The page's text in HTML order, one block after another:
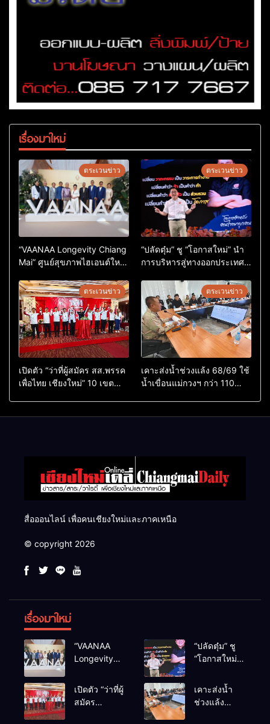
เรื่องมาใหม่
ตระเวนข่าว
“VAANAA Longevity Chiang
Mai” ศูนย์สุขภาพไฮเอนต์ใหญ่
ตระเวนข่าว
“ปลัดตุ๋ม” ชู “โอกาสใหม่” นำ
การบริหารสู่ทางออกประเทศ
ตระเวนข่าว
เปิดตัว “ว่าที่ผู้สมัคร สส.พรรค
เพื่อไทย เชียงใหม่” 10 เขต
ตระเวนข่าว
เคาะส่งน้ำช่วงแล้ง 68/69 ใช้
น้ำเขื่อนแม่กวงฯ กว่า 110
สื่อออนไลน์ เพื่อคนเชียงใหม่และภาคเหนือ
© copyright 2026
เรื่องมาใหม่
“VAANAA
Longevity
ศูนย์สุขภาพ
ไฮเอนต์ใหญ่
“ปลัดตุ๋ม” ชู
“โอกาสใหม่”
สู่ทางออก
ประเทศ ไม่ใช่
เปิดตัว “ว่าที่ผู้
สมัคร
เคาะส่งน้ำ
ช่วงแล้ง